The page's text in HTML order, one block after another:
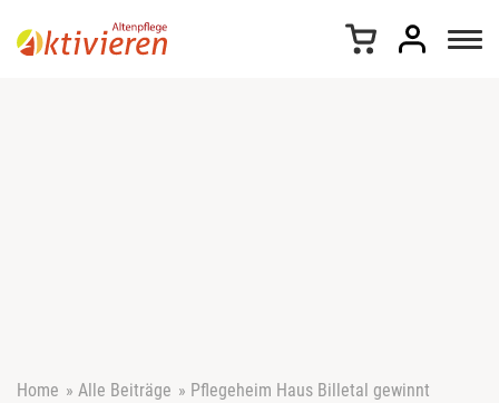
Home » Alle Beiträge » Pflegeheim Haus Billetal gewinnt